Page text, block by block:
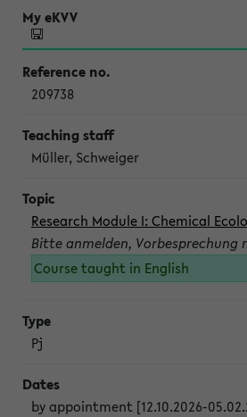
209738
Müller, Schweiger
Research Module I: Chemical
Bitte anmelden, Vorbesprechung
Course taught in English
Pj
by appointment [12.10.2026-